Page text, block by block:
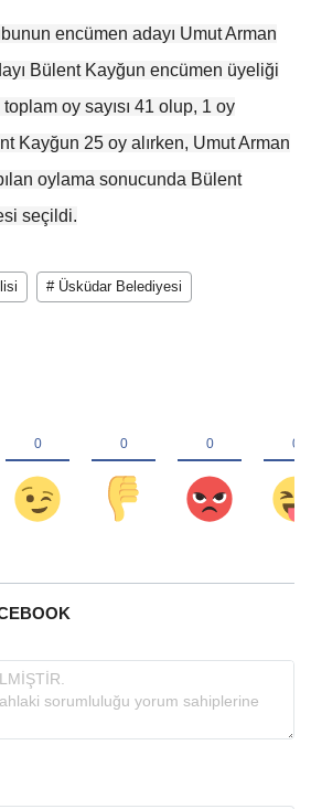
encümen adayı Umut Arman
Bülent Kayğun encümen üyeliği
toplam oy sayısı 41 olup, 1 oy
Kayğun 25 oy alırken, Umut Arman
oylama sonucunda Bülent
seçildi.
# Üsküdar Belediyesi